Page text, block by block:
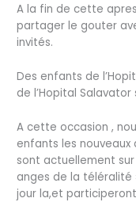
A la fin de cette
partager le gouter
invités.
Des enfants de
de l’Hopital
A cette occasion ,
enfants les nouveaux
sont actuellement sur
anges de la téléralité
jour la,et